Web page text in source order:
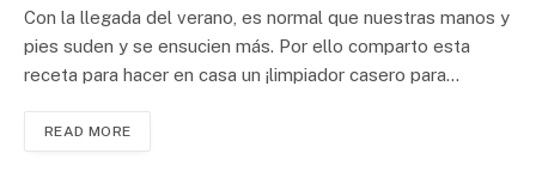
Con la llegada del verano, es normal que nuestras manos y
pies suden y se ensucien más. Por ello comparto esta
receta para hacer en casa un ¡limpiador casero para…
READ MORE